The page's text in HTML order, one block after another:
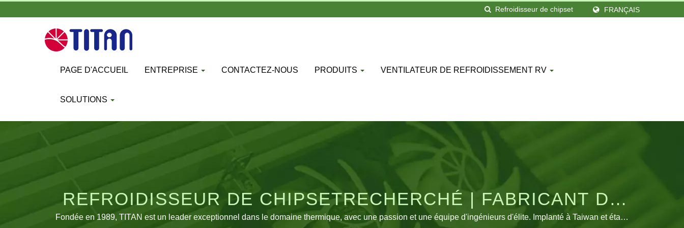
FRANÇAIS
PAGE D'ACCUEIL ENTREPRISE CONTACTEZ-NOUS PRODUITS VENTILATEUR DE REFROIDISSEMENT RV
SOLUTIONS
REFROIDISSEUR DE CHIPSETRECHERCHÉ | FABRICANT DE
VENTILATEURS DE REFROIDISSEMENT B2B | SOLUTIONS DE
Fondée en 1989, TITAN est un leader exceptionnel dans le domaine thermique, avec une passion et une équipe d'ingénieurs d'élite. Implanté à Taiwan et établi